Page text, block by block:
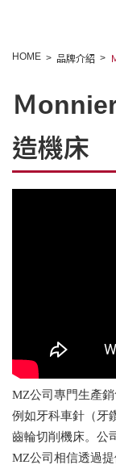
HOME 品牌介紹
Ｍ
造機床
MZ公司專門生產
例如牙科車針（牙
齒輪切削機床。公
MZ公司相信透過